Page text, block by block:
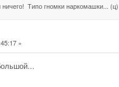
ничего! Типо гномки наркомашки...
»